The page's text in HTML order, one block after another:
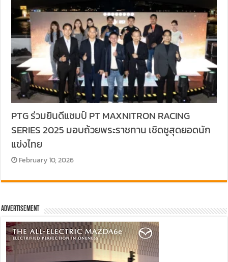
PTG ร่วมยินดีแชมป์ PT MAXNITRON RACING
SERIES 2025 มอบถ้วยพระราชทาน เชิดชูสุดยอดนัก
แข่งไทย
February 10, 2026
Advertisement